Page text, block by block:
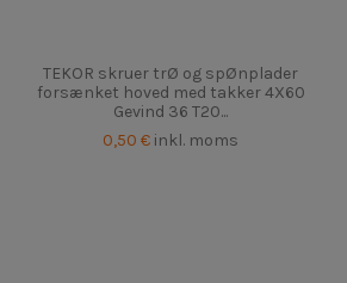
TEKOR skruer trØ og spØnplader
forsænket hoved med takker 4X60
Gevind 36 T20...
0,50 € inkl. moms